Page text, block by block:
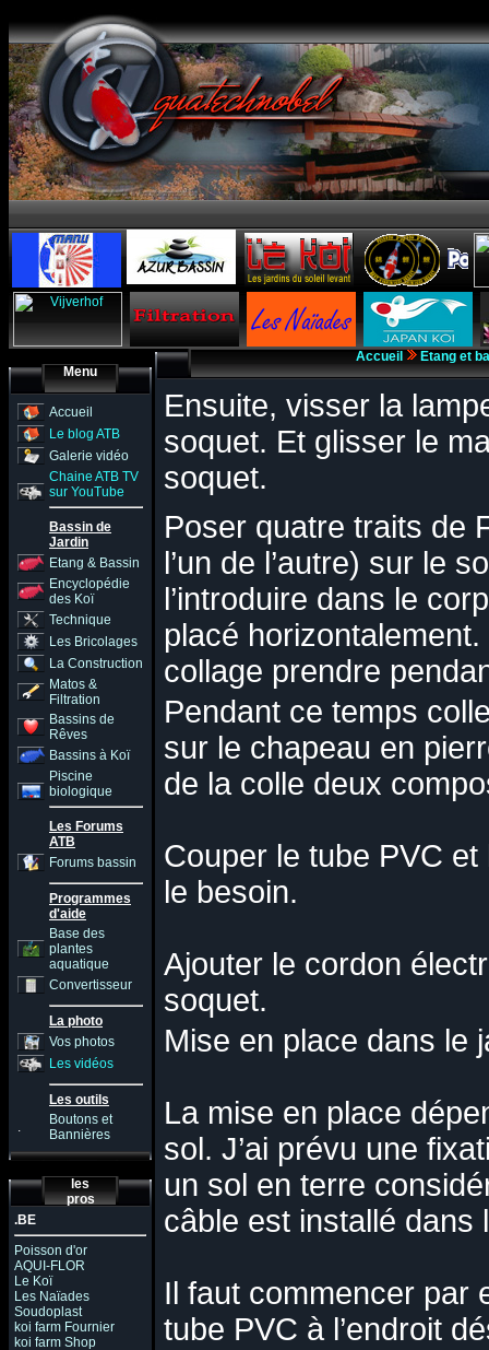
Menu
Accueil
Le blog ATB
Galerie vidéo
Chaine ATB TV
sur YouTube
Bassin de
Jardin
Etang & Bassin
Encyclopédie
des Koï
Technique
Les Bricolages
La Construction
Matos &
Filtration
Bassins de
Rêves
Bassins à Koï
Piscine
biologique
Les Forums
ATB
Forums bassin
Programmes
d'aide
Base des
plantes
aquatique
Convertisseur
La photo
Vos photos
Les vidéos
Les outils
.
Boutons et
Bannières
les
pros
.BE
Poisson d'or
AQUI-FLOR
Le Koï
Les Naïades
Soudoplast
koi farm Fournier
koi farm Shop
Accueil Etang et
Ensuite, visser la
soquet. Et glisser le
soquet.
Poser quatre traits de
l’un de l’autre) sur le
l’introduire dans le
placé
collage prendre
Pendant ce temps
sur le chapeau en
de la colle deux
Couper le tube PVC et
le besoin.
Ajouter le cordon
soquet.
Mise en place dans le
La mise en place
sol. J’ai prévu une
un sol en terre
câble est installé dans
Il faut commencer par
tube PVC à l’endroit